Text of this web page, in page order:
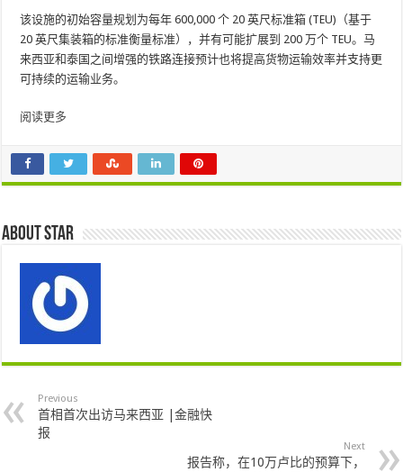
该设施的初始容量规划为每年 600,000 个 20 英尺标准箱 (TEU)（基于
20 英尺集装箱的标准衡量标准），并有可能扩展到 200 万个 TEU。马
来西亚和泰国之间增强的铁路连接预计也将提高货物运输效率并支持更
可持续的运输业务。
阅读更多
About star
Previous
首相首次出访马来西亚 |金融快
报
Next
报告称，在10万卢比的预算下，